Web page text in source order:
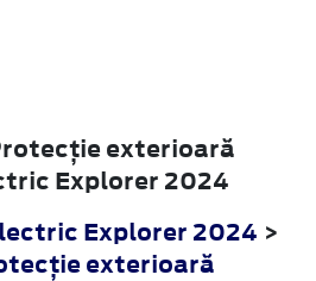
exterioară
Explorer 2024
Explorer 2024 >
exterioară